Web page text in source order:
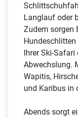
Langlauf oder
Zudem sorgen
Ihrer Ski-Safari
Abwechslung.
Wapitis,
und Karibus in
Abends sorgt